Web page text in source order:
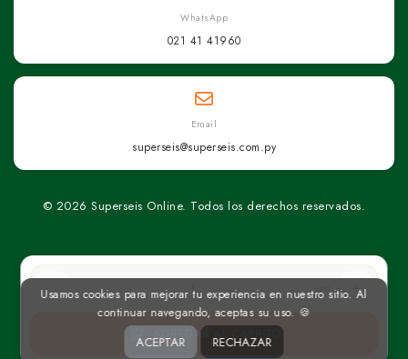
un
AGREGAR AL CARRITO
WhatsApp
021 41 41960
Email
superseis@superseis.com.py
© 2026 Superseis Online. Todos los derechos reservados.
Usamos cookies para mejorar tu experiencia en nuestro sitio. Al
continuar navegando, aceptas su uso. 🍪
ACEPTAR RECHAZAR